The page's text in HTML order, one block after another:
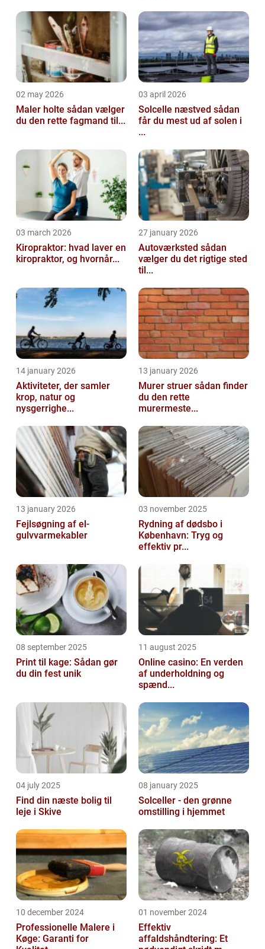
02 may 2026
Maler holte sådan vælger
du den rette fagmand til...
03 april 2026
Solcelle næstved sådan
får du mest ud af solen i
...
03 march 2026
Kiropraktor: hvad laver en
kiropraktor, og hvornår...
27 january 2026
Autoværksted sådan
vælger du det rigtige sted
til...
14 january 2026
Aktiviteter, der samler
krop, natur og
nysgerrighe...
13 january 2026
Murer struer sådan finder
du den rette
murermeste...
13 january 2026
Fejlsøgning af el-
gulvvarmekabler
03 november 2025
Rydning af dødsbo i
København: Tryg og
effektiv pr...
08 september 2025
Print til kage: Sådan gør
du din fest unik
11 august 2025
Online casino: En verden
af underholdning og
spænd...
04 july 2025
Find din næste bolig til
leje i Skive
08 january 2025
Solceller - den grønne
omstilling i hjemmet
10 december 2024
Professionelle Malere i
Køge: Garanti for
01 november 2024
Effektiv
affaldshåndtering: Et